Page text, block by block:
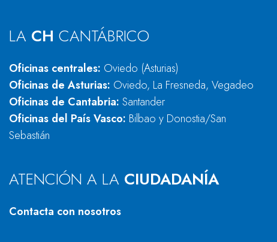
LA CH CANTÁBRICO
Oficinas centrales: Oviedo (Asturias)
Oficinas de Asturias: Oviedo, La Fresneda, Vegadeo
Oficinas de Cantabria: Santander
Oficinas del País Vasco: Bilbao y Donostia/San
Sebastián
ATENCIÓN A LA CIUDADANÍA
Contacta con nosotros